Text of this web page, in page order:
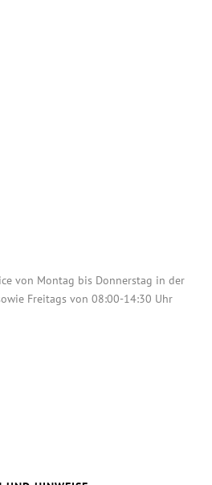
von Montag bis Donnerstag in der
Freitags von 08:00-14:30 Uhr